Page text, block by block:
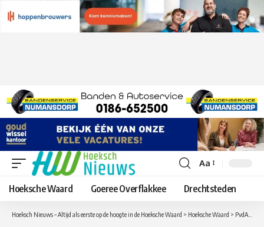
Lettergrootte
aanpassen
Aa
Hoeksche Waard Goeree Overflakkee Drechtsteden
Hoeksch Nieuws – Altijd als eerste op de hoogte in de Hoeksche Waard > Hoeksche Waard > PvdA Hoeksche Waard publiceert verkiezingsprogramma, speerpunten en de kandidatenlijst